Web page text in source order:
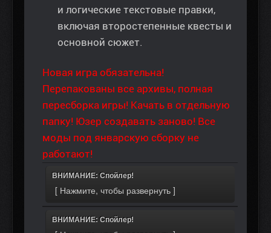
и логические текстовые правки,
включая второстепенные квесты и
основной сюжет.
Новая игра обязательна!
Перепакованы все архивы, полная
пересборка игры! Качать в отдельную
папку! Юзер создавать заново! Все
моды под январскую сборку не
работают!
ВНИМАНИЕ: Спойлер!
ВНИМАНИЕ: Спойлер!